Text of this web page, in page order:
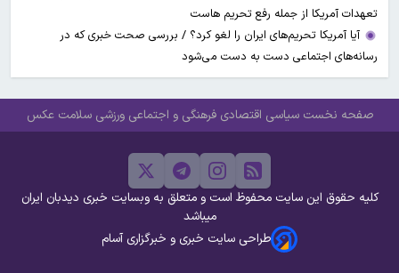
تعهدات آمریکا از جمله رفع تحریم هاست
آیا آمریکا تحریم‌های ایران را لغو کرد؟ / بررسی صحت خبری که در
رسانه‌های اجتماعی دست به دست می‌شود
صفحه نخست سیاسی اقتصادی فرهنگی و اجتماعی ورزشی سلامت عکس
کلیه حقوق این سایت محفوظ است و متعلق به وبسایت خبری دیدبان ایران
میباشد
طراحی سایت خبری و خبرگزاری آسام